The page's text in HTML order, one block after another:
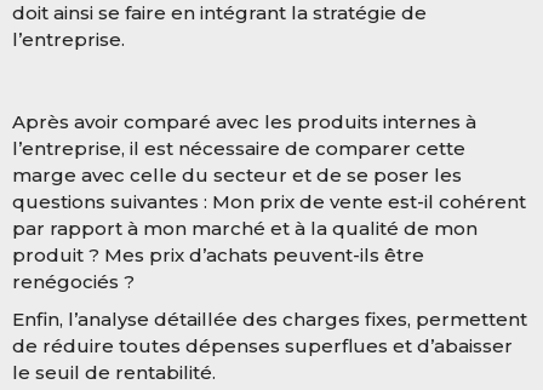
doit ainsi se faire en intégrant la stratégie de
l’entreprise.
Après avoir comparé avec les produits internes à
l’entreprise, il est nécessaire de comparer cette
marge avec celle du secteur et de se poser les
questions suivantes : Mon prix de vente est-il cohérent
par rapport à mon marché et à la qualité de mon
produit ? Mes prix d’achats peuvent-ils être
renégociés ?
Enfin, l’analyse détaillée des charges fixes, permettent
de réduire toutes dépenses superflues et d’abaisser
le seuil de rentabilité.